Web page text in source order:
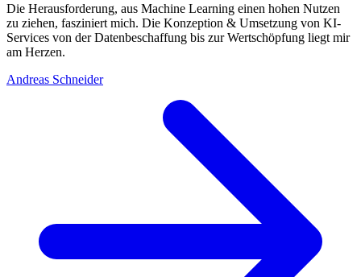
Die Herausforderung, aus Machine Learning einen hohen Nutzen
zu ziehen, fasziniert mich. Die Konzeption & Umsetzung von KI-
Services von der Datenbeschaffung bis zur Wertschöpfung liegt mir
am Herzen.
Andreas Schneider